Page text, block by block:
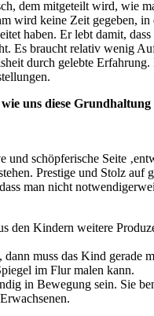
dem mitgeteilt wird, wie
wird keine Zeit gegeben,
haben. Er lebt damit,
Es braucht relativ wenig
durch gelebte
uns diese
schöpferische Seite
Prestige und Stolz auf
man nicht
den Kindern weitere
muss das Kind gerade
im Flur malen kann.
in Bewegung sein. Sie